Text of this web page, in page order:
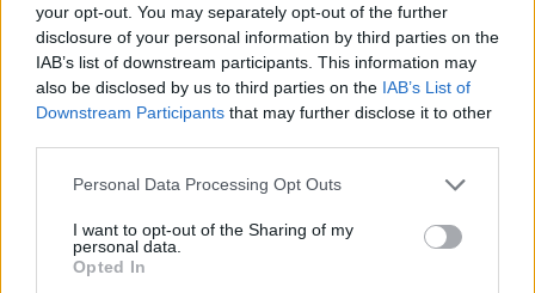
your opt-out. You may separately opt-out of the further
disclosure of your personal information by third parties on the
IAB’s list of downstream participants. This information may
also be disclosed by us to third parties on the IAB’s List of
Downstream Participants that may further disclose it to other
Please note that this website/app uses one or more Google
not limited to your visit or usage behaviour. You may click to
grant or deny consent to Google and its third-party tags to
use your data for below specified purposes in below Google
Personal Data Processing Opt Outs
I want to opt-out of the Sharing of my
personal data.
Opted In